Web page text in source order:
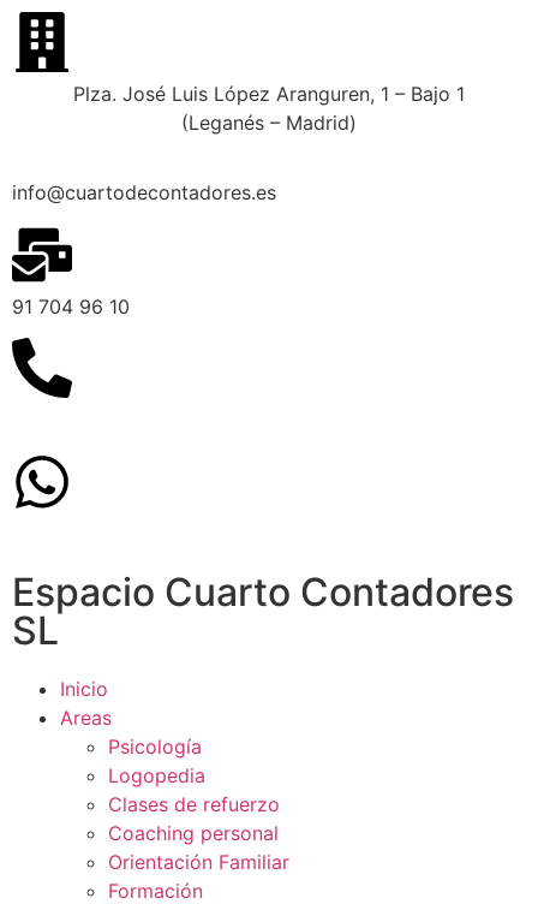
Plza. José Luis López Aranguren, 1 – Bajo 1
(Leganés – Madrid)
info@cuartodecontadores.es
91 704 96 10
Espacio Cuarto Contadores
SL
Inicio
Areas
Psicología
Logopedia
Clases de refuerzo
Coaching personal
Orientación Familiar
Formación